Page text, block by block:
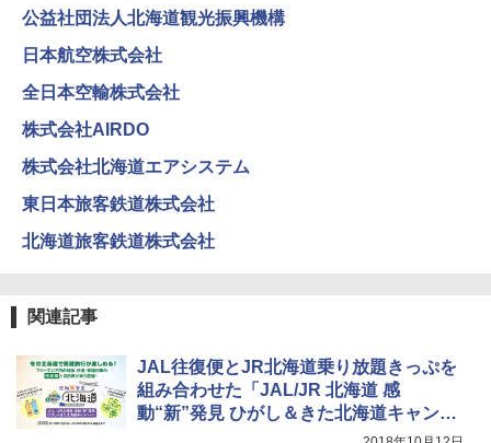
￥6,459
ポインターライト 強力 小型 緑色/赤色/青紫色
ア/オフィス/教育現場/展示会用 緑
￥1,180
関の購入実績 登山・キャンプ・アウトドア・
防災用品 長期保存可能 緊急時用 日本国内発
送
公益社団法人北海道観光振興機構
日本航空株式会社
全日本空輸株式会社
株式会社AIRDO
株式会社北海道エアシステム
東日本旅客鉄道株式会社
北海道旅客鉄道株式会社
関連記事
JAL往復便とJR北海道乗り放題きっぷを
組み合わせた「JAL/JR 北海道 感
動“新”発見 ひがし＆きた北海道キャンペ